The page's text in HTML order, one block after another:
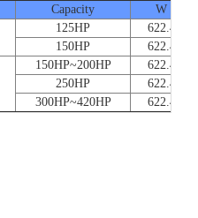
Capacity
W
125HP
622.4
150HP
622.4
150HP~200HP
622.4
250HP
622.4
300HP~420HP 622.4